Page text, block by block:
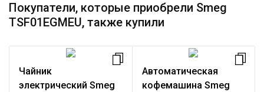
Покупатели, которые приобрели Smeg
TSF01EGMEU, также купили
Чайник
электрический Smeg
Автоматическая
кофемашина Smeg